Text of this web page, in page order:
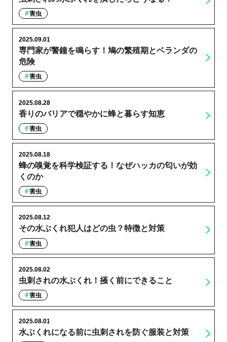
害虫
専門家が警鐘を鳴らす！鳩の繁殖期とベランダの
危険
2025.09.01
害虫
香りのバリアで穏やかに蜂と暮らす知恵
2025.08.28
害虫
蜂の嗅覚を科学検証する！なぜハッカの匂いが効
くのか
2025.08.18
害虫
その水ぶくれ犯人はどの虫？特徴と対策
2025.08.12
害虫
虫刺されの水ぶくれ！掻く前にできること
2025.08.02
害虫
水ぶくれになる前に虫刺されを防ぐ服装と対策
2025.08.01